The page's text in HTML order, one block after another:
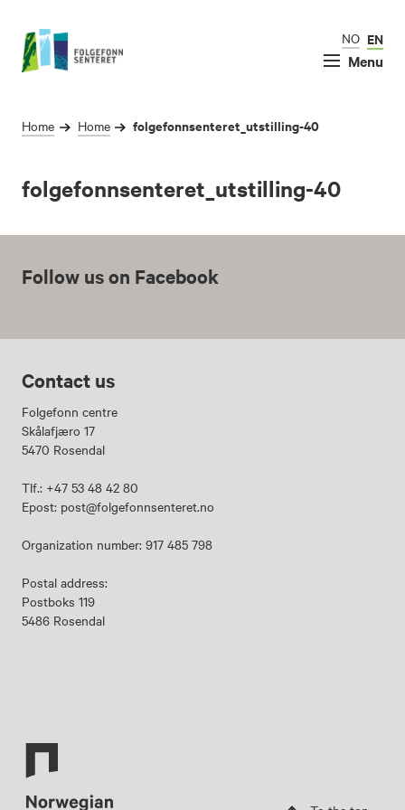
NO EN
Menu
Home Home folgefonnsenteret_utstilling-40
folgefonnsenteret_utstilling-40
Follow us on Facebook
Contact us
Folgefonn centre
Skålafjæro 17
5470 Rosendal
Tlf.: +47 53 48 42 80
Epost: post@folgefonnsenteret.no
Organization number: 917 485 798
Postal address:
Postboks 119
5486 Rosendal